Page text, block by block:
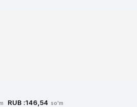
RUB :146,54 so'm